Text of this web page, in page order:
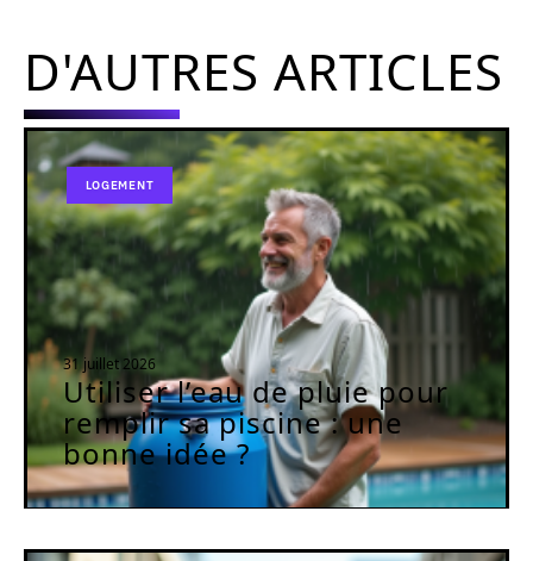
D'AUTRES ARTICLES
LOGEMENT
31 juillet 2026
Utiliser l’eau de pluie pour
remplir sa piscine : une
bonne idée ?